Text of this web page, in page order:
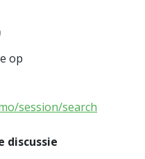
op
session/search
discussie